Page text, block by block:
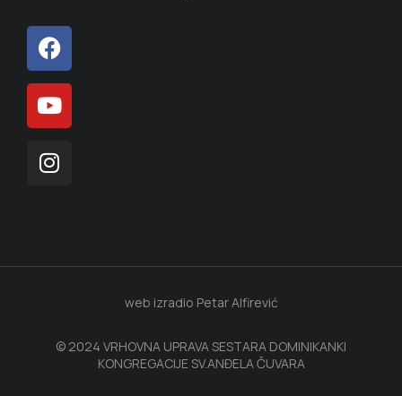
© 2024 VRHOVNA UPRAVA SESTARA DOMINIKANKI
KONGREGACIJE SV.ANĐELA ČUVARA
web izradio Petar Alfirević